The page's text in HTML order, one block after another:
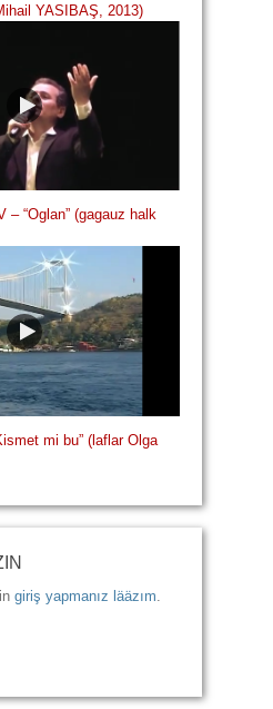
YASIBAŞ, 2013)
– “Oglan” (gagauz halk
mi bu” (laflar Olga
giriş yapmanız lääzım.